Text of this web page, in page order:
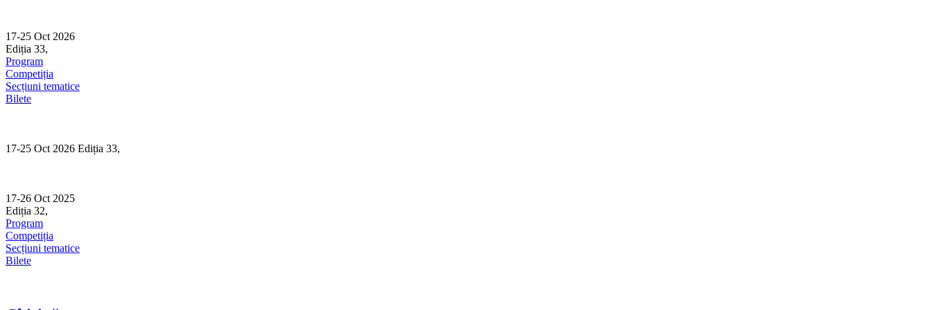
content
17-25 Oct 2026
Ediția 33,
Program
Competiția
Secțiuni tematice
Bilete
17-25 Oct 2026 Ediția 33,
17-26 Oct 2025
Ediția 32,
Program
Competiția
Secțiuni tematice
Bilete